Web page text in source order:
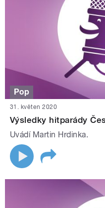
Pop
31. květen 2020
Výsledky hitparády
Uvádí Martin Hrdinka.